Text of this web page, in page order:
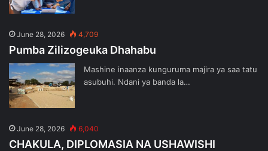
June 28, 2026 4,709
Pumba Zilizogeuka Dhahabu
Mashine inaanza kunguruma majira ya saa tatu
asubuhi. Ndani ya banda la…
June 28, 2026 6,040
CHAKULA, DIPLOMASIA NA USHAWISHI